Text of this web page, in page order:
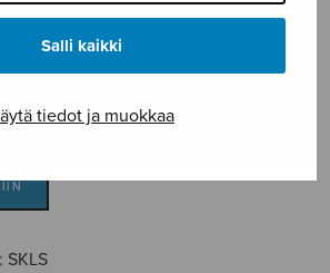
Salli kaikki
tiedot ja muokkaa
SKLS